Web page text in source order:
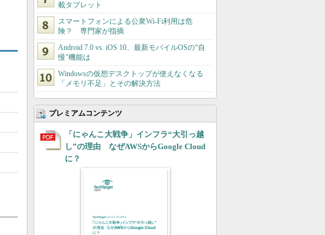
載タブレット
スマートフォンによる公衆Wi-Fi利用は危
険？ 専門家が指摘
Android 7.0 vs. iOS 10、最新モバイルOSの“自
慢”機能は
Windowsの仮想デスクトップが使えなくなる
「メモリ不足」とその解決方法
プレミアムコンテンツ
「にゃんこ大戦争」インフラ“大引っ越
し”の理由 なぜAWSからGoogle Cloud
に？